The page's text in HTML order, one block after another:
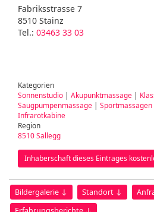
Fabriksstrasse 7
8510 Stainz
Tel.: 03463 33 03
Kategorien
Sonnenstudio | Akupunktmassage |
Saugpumpenmassage | Sportmassagen
Infrarotkabine
Region
8510 Sallegg
Inhaberschaft dieses Eintrages
Bildergalerie ↓ Standort ↓